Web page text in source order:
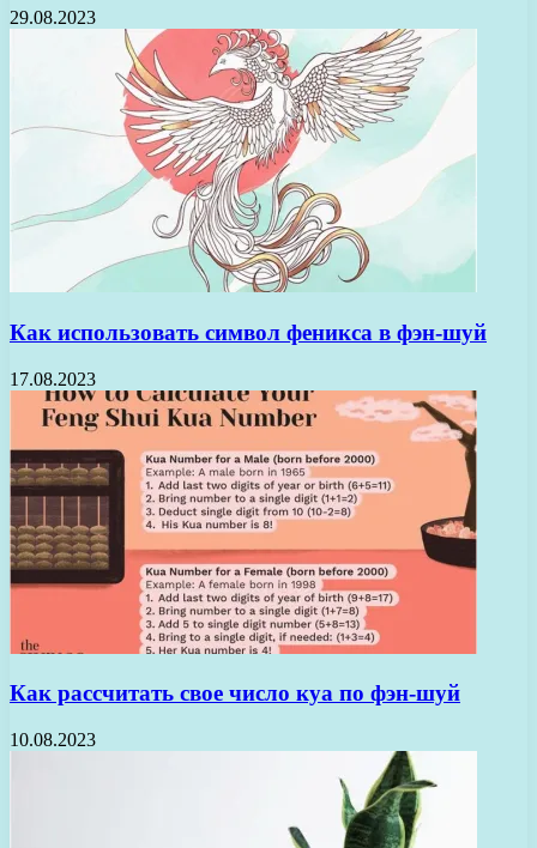
29.08.2023
Как использовать символ феникса в фэн-шуй
17.08.2023
Как рассчитать свое число куа по фэн-шуй
10.08.2023